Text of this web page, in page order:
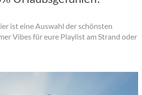
ist eine Auswahl der schönsten
Vibes für eure Playlist am Strand oder